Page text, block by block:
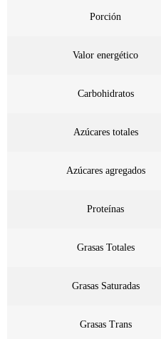
Porción
Valor energético
Carbohidratos
Azúcares totales
Azúcares agregados
Proteínas
Grasas Totales
Grasas Saturadas
Grasas Trans